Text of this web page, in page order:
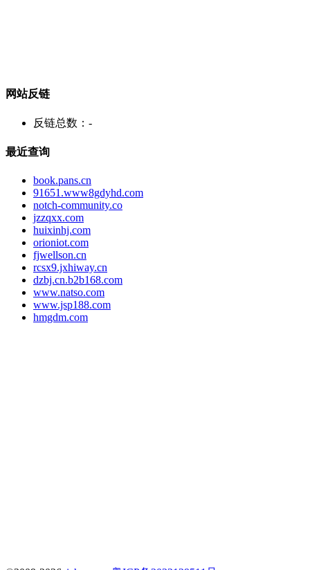
网站反链
反链总数： -
最近查询
book.pans.cn
91651.www8gdyhd.com
notch-community.co
jzzqxx.com
huixinhj.com
orioniot.com
fjwellson.cn
rcsx9.jxhiway.cn
dzbj.cn.b2b168.com
www.natso.com
www.jsp188.com
hmgdm.com